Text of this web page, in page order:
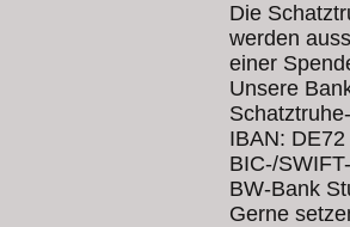
Die
werden
einer
Unsere
IBAN:
BIC-/
BW-Bank
Gerne